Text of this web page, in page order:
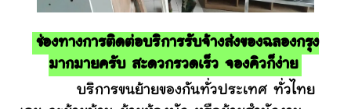
ช่องทางการติดต่อบริการรับจ้างส่งของฉลองกรุง
มากมายครับ สะดวกรวดเร็ว จองคิวก็ง่าย
บริการขนย้ายของกันทั่วประเทศ ทั่วไทย